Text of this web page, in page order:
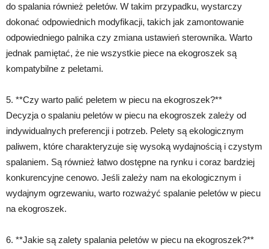
do spalania również peletów. W takim przypadku, wystarczy
dokonać odpowiednich modyfikacji, takich jak zamontowanie
odpowiedniego palnika czy zmiana ustawień sterownika. Warto
jednak pamiętać, że nie wszystkie piece na ekogroszek są
kompatybilne z peletami.
5. **Czy warto palić peletem w piecu na ekogroszek?**
Decyzja o spalaniu peletów w piecu na ekogroszek zależy od
indywidualnych preferencji i potrzeb. Pelety są ekologicznym
paliwem, które charakteryzuje się wysoką wydajnością i czystym
spalaniem. Są również łatwo dostępne na rynku i coraz bardziej
konkurencyjne cenowo. Jeśli zależy nam na ekologicznym i
wydajnym ogrzewaniu, warto rozważyć spalanie peletów w piecu
na ekogroszek.
6. **Jakie są zalety spalania peletów w piecu na ekogroszek?**